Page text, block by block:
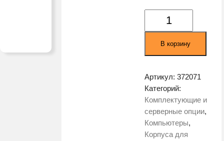
Количество
товара
Iceberg
Black
В корзину
Артикул: 372071
Категорий:
Комплектующие и
серверные опции,
Компьютеры,
Корпуса для